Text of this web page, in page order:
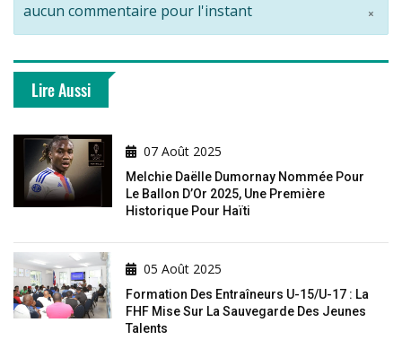
×
aucun commentaire pour l'instant
Lire Aussi
07 Août 2025
Melchie Daëlle Dumornay Nommée Pour
Le Ballon D’Or 2025, Une Première
Historique Pour Haïti
05 Août 2025
Formation Des Entraîneurs U-15/U-17 : La
FHF Mise Sur La Sauvegarde Des Jeunes
Talents